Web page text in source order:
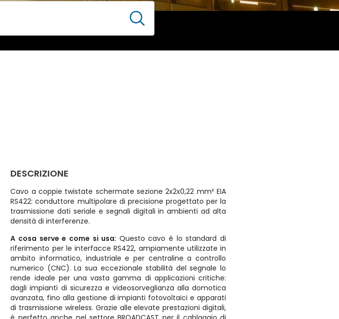
DESCRIZIONE
Cavo a coppie twistate schermate sezione 2x2x0,22 mm² EIA
RS422: conduttore multipolare di precisione progettato per la
trasmissione dati seriale e segnali digitali in ambienti ad alta
densità di interferenze.
A cosa serve e come si usa: Questo cavo è lo standard di
riferimento per le interfacce RS422, ampiamente utilizzate in
ambito informatico, industriale e per centraline a controllo
numerico (CNC). La sua eccezionale stabilità del segnale lo
rende ideale per una vasta gamma di applicazioni critiche:
dagli impianti di sicurezza e videosorveglianza alla domotica
avanzata, fino alla gestione di impianti fotovoltaici e apparati
di trasmissione wireless. Grazie alle elevate prestazioni digitali,